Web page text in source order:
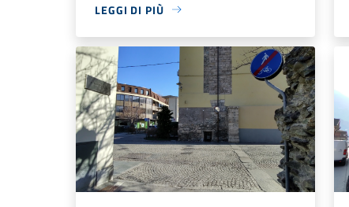
LEGGI DI PIÙ